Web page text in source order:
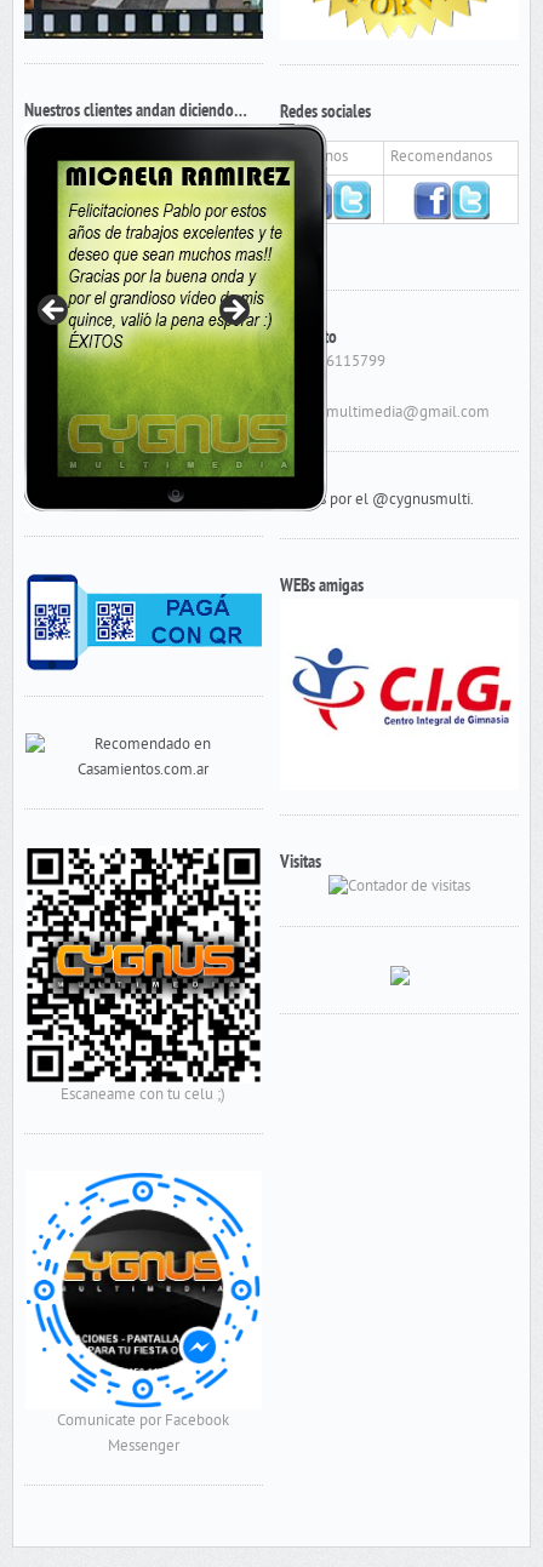
Nuestros clientes andan diciendo…
Escaneame con tu celu ;)
Comunicate por Facebook
Messenger
Redes sociales
Seguinos Recomendanos
Contacto
Cel: 156115799
cygnusmultimedia@gmail.com
Tweets por el @cygnusmulti.
WEBs amigas
Visitas